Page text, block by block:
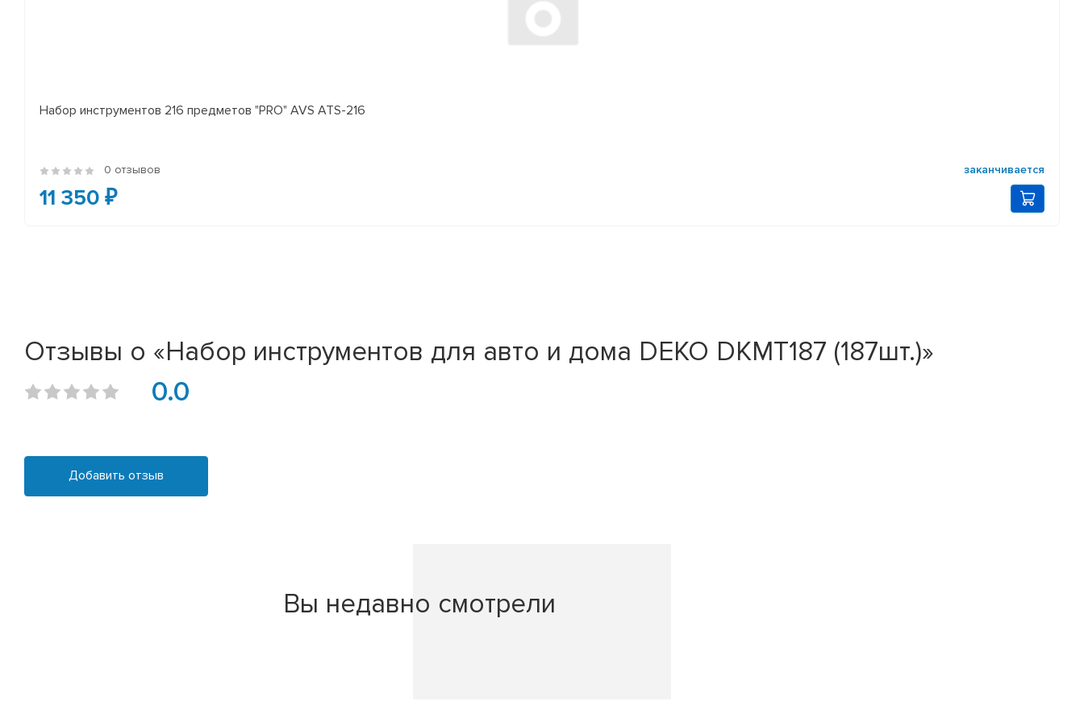
Набор инструментов 216 предметов "PRO" AVS ATS-216
0 отзывов заканчивается
11 350 ₽
Отзывы о «Набор инструментов для авто и дома DEKO DKMT187 (187шт.)»
0.0
Добавить отзыв
Вы недавно смотрели